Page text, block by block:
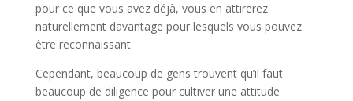
pour ce que vous avez déjà, vous en attirerez
naturellement davantage pour lesquels vous pouvez
être reconnaissant.
Cependant, beaucoup de gens trouvent qu’il faut
beaucoup de diligence pour cultiver une attitude